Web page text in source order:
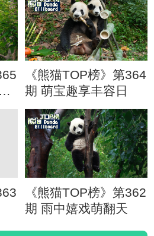
《熊猫TOP榜》第364
期 萌宝趣享丰容日
《熊猫TOP榜》第362
期 雨中嬉戏萌翻天